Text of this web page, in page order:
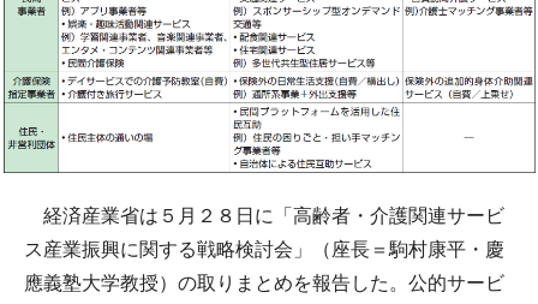
経済産業省は５月２８日に「高齢者・介護関連サービ
ス産業振興に関する戦略検討会」（座長＝駒村康平・慶
應義塾大学教授）の取りまとめを報告した。公的サービ